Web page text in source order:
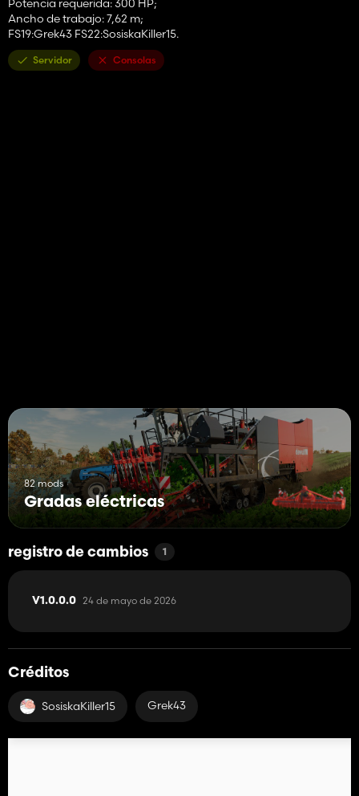
Potencia requerida: 300 HP;
Ancho de trabajo: 7,62 m;
FS19:Grek43 FS22:SosiskaKiller15.
Servidor Consolas
82 mods
Gradas eléctricas
registro de cambios 1
V1.0.0.0 24 de mayo de 2026
Créditos
SosiskaKiller15 Grek43